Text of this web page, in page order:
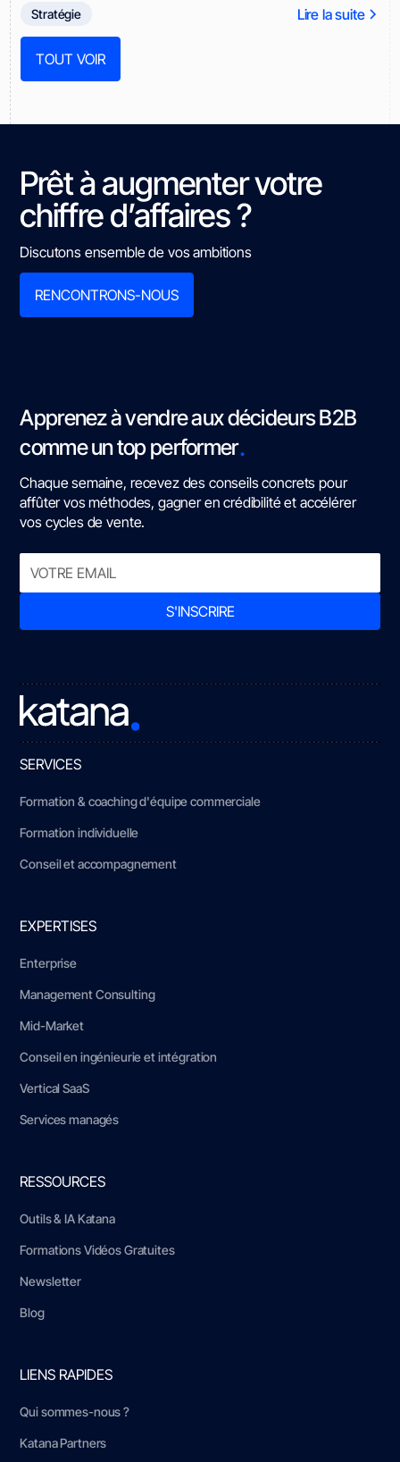
Stratégie Lire la suite
TOUT VOIR
Prêt à augmenter votre
chiffre d’affaires ?
Discutons ensemble de vos ambitions
RENCONTRONS-NOUS
Apprenez à vendre aux décideurs B2B
comme un top performer.
Chaque semaine, recevez des conseils concrets pour
affûter vos méthodes, gagner en crédibilité et accélérer
vos cycles de vente.
SERVICES
Formation & coaching d'équipe commerciale
Formation individuelle
Conseil et accompagnement
EXPERTISES
Enterprise
Management Consulting
Mid-Market
Conseil en ingénieurie et intégration
Vertical SaaS
Services managés
RESSOURCES
Outils & IA Katana
Formations Vidéos Gratuites
Newsletter
Blog
LIENS RAPIDES
Qui sommes-nous ?
Katana Partners